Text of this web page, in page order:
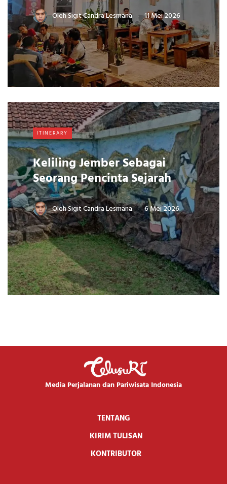
OlehSigit Candra Lesmana 11 Mei 2026
ITINERARY
Keliling Jember Sebagai
Seorang Pencinta Sejarah
OlehSigit Candra Lesmana 6 Mei 2026
Media Perjalanan dan Pariwisata Indonesia
TENTANG
KIRIM TULISAN
KONTRIBUTOR